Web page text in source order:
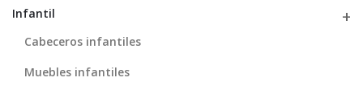
Infantil
Cabeceros infantiles
Muebles infantiles